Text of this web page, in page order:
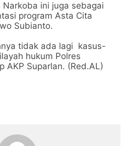
Narkoba ini juga sebagai
program Asta Cita
Subianto.
tidak ada lagi kasus-
hukum Polres
AKP Suparlan. (Red.AL)